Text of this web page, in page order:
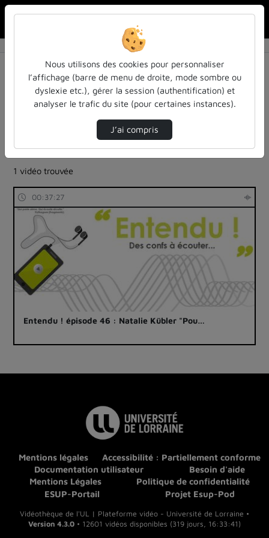
Résultats de la recherche
Filtres actifs (cliquer pour en retirer) :
Français
colloques-et-conferences
ia-lintelligence-artificielle-approches-et-usages-a-
entendu
robotique-intelligence-artificielle
1 vidéo trouvée
00:37:27
Entendu ! épisode 46 : Natalie Kübler "Pou…
Mentions légales
Accessibilité : Partiellement conforme
Documentation utilisateur
Besoin d'aide
Mentions Légales
Politique de confidentialité
ESUP-Portail
Projet Esup-Pod
Vidéothèque de l'UL | Plateforme vidéo - Université de Lorraine •
Version 4.3.0 • 12601 vidéos disponibles (319 jours, 16:33:41)
Nous utilisons des cookies pour personnaliser
l’affichage (barre de menu de droite, mode sombre ou
dyslexie etc.), gérer la session (authentification) et
analyser le trafic du site (pour certaines instances).
J’ai compris